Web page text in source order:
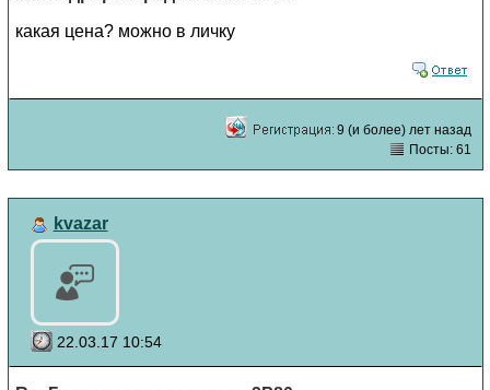
какая цена? можно в личку
9 (и более) лет назад
Посты: 61
kvazar
22.03.17 10:54